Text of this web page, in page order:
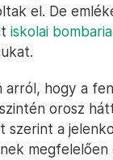
el. De
iskolai
arról, hogy a
orosz
szerint a